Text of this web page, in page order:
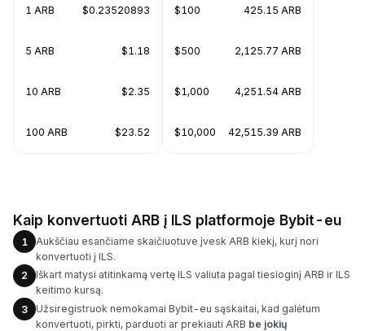
1 ARB $0.23520893
5 ARB $1.18
10 ARB $2.35
100 ARB $23.52
$100 425.15 ARB
$500 2,125.77 ARB
$1,000 4,251.54 ARB
$10,000 42,515.39 ARB
Kaip konvertuoti ARB į ILS platformoje Bybit-eu
1
Aukščiau esančiame skaičiuotuve įvesk ARB kiekį, kurį nori
konvertuoti į ILS.
2
Iškart matysi atitinkamą vertę ILS valiuta pagal tiesioginį ARB ir ILS
keitimo kursą.
3
Užsiregistruok nemokamai Bybit-eu sąskaitai, kad galėtum
konvertuoti, pirkti, parduoti ar prekiauti ARB be jokių